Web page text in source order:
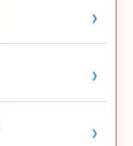
›
›
›